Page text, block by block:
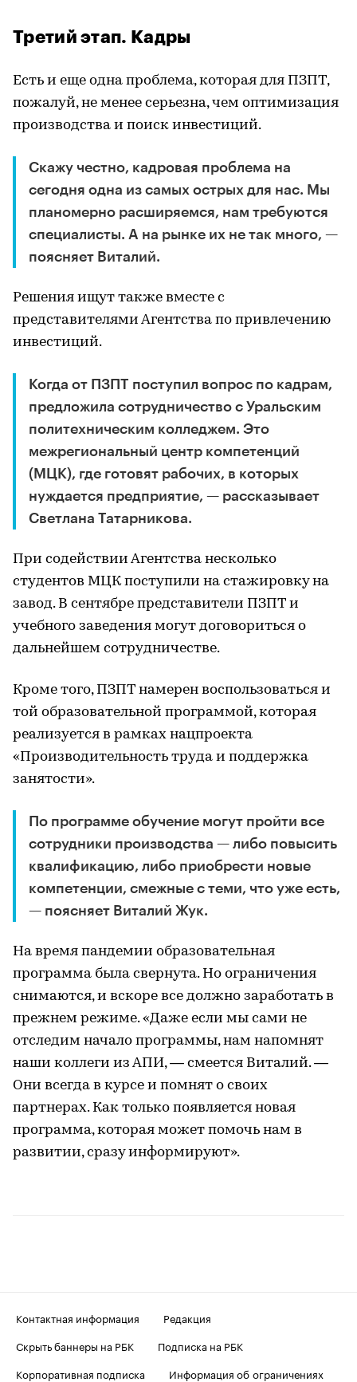
Третий этап. Кадры
Есть и еще одна проблема, которая для ПЗПТ,
пожалуй, не менее серьезна, чем оптимизация
производства и поиск инвестиций.
Скажу честно, кадровая проблема на
сегодня одна из самых острых для нас. Мы
планомерно расширяемся, нам требуются
специалисты. А на рынке их не так много, —
поясняет Виталий.
Решения ищут также вместе с
представителями Агентства по привлечению
инвестиций.
Когда от ПЗПТ поступил вопрос по кадрам,
предложила сотрудничество с Уральским
политехническим колледжем. Это
межрегиональный центр компетенций
(МЦК), где готовят рабочих, в которых
нуждается предприятие, — рассказывает
Светлана Татарникова.
При содействии Агентства несколько
студентов МЦК поступили на стажировку на
завод. В сентябре представители ПЗПТ и
учебного заведения могут договориться о
дальнейшем сотрудничестве.
Кроме того, ПЗПТ намерен воспользоваться и
той образовательной программой, которая
реализуется в рамках нацпроекта
«Производительность труда и поддержка
занятости».
По программе обучение могут пройти все
сотрудники производства — либо повысить
квалификацию, либо приобрести новые
компетенции, смежные с теми, что уже есть,
— поясняет Виталий Жук.
На время пандемии образовательная
программа была свернута. Но ограничения
снимаются, и вскоре все должно заработать в
прежнем режиме. «Даже если мы сами не
отследим начало программы, нам напомнят
наши коллеги из АПИ, — смеется Виталий. —
Они всегда в курсе и помнят о своих
партнерах. Как только появляется новая
программа, которая может помочь нам в
развитии, сразу информируют».
Контактная информация
Редакция
Скрыть баннеры на РБК
Подписка на РБК
Корпоративная подписка
Информация об ограничениях